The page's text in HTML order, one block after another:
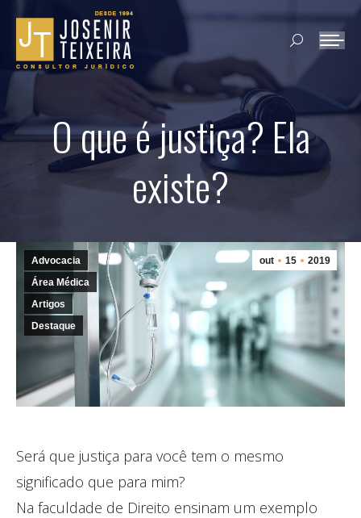
Search:
O que é justiça? Ela
existe?
out 15 2019
Advocacia
Área Médica
Artigos
Destaque
Será que justiça para você tem o mesmo
significado que para mim?
Na faculdade de Direito ensinam um exemplo